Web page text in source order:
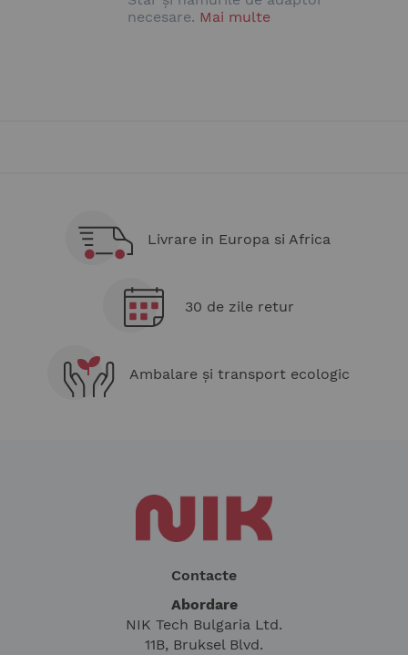
necesare. Mai multe
Livrare in Europa si Africa
30 de zile retur
Ambalare și transport ecologic
Contacte
Abordare
NIK Tech Bulgaria Ltd.
11B, Bruksel Blvd.